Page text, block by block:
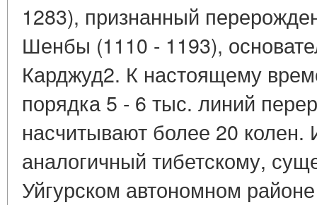
1283), признанный
Шенбы (1110 - 1193),
Карджуд2. К настоящему
порядка 5 - 6 тыс. линий
насчитывают более 20 колен.
аналогичный тибетскому,
Уйгурском автономном